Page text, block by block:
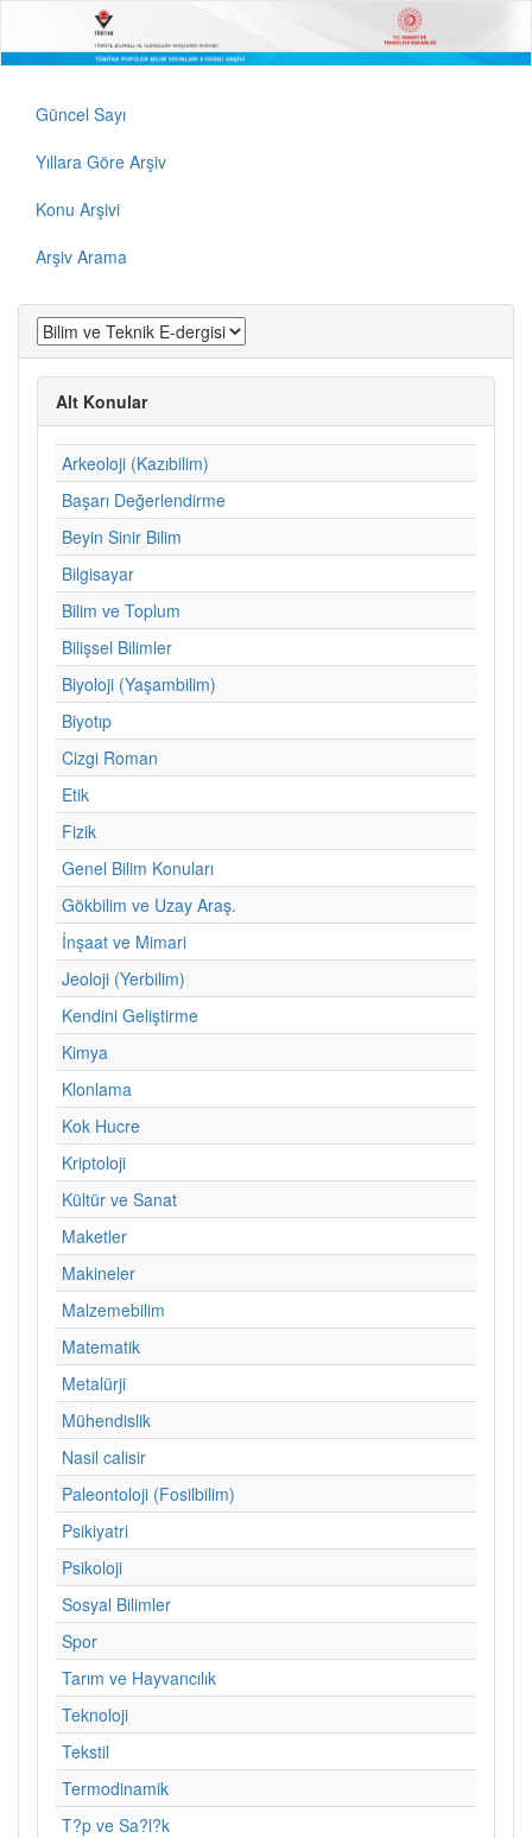
Güncel Sayı
Yıllara Göre Arşiv
Konu Arşivi
Arşiv Arama
Alt Konular
Arkeoloji (Kazıbilim)
Başarı Değerlendirme
Beyin Sinir Bilim
Bilgisayar
Bilim ve Toplum
Bilişsel Bilimler
Biyoloji (Yaşambilim)
Biyotıp
Cizgi Roman
Etik
Fizik
Genel Bilim Konuları
Gökbilim ve Uzay Araş.
İnşaat ve Mimari
Jeoloji (Yerbilim)
Kendini Geliştirme
Kimya
Klonlama
Kok Hucre
Kriptoloji
Kültür ve Sanat
Maketler
Makineler
Malzemebilim
Matematik
Metalürji
Mühendislik
Nasil calisir
Paleontoloji (Fosilbilim)
Psikiyatri
Psikoloji
Sosyal Bilimler
Spor
Tarım ve Hayvancılık
Teknoloji
Tekstil
Termodinamik
T?p ve Sa?l?k